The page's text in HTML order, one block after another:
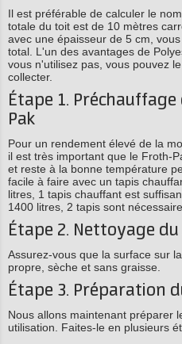
Il est préférable de calculer le
totale du toit est de 10 mètres
avec une épaisseur de 5 cm,
total. L'un des avantages de
vous n'utilisez pas, vous pouvez
collecter.
Étape 1.
Pak
Pour un rendement élevé de la
il est très important que le Froth-
et reste à la bonne température
facile à faire avec un tapis
litres, 1 tapis chauffant est
1400 litres, 2 tapis sont
Étape 2. Nettoyage
Assurez-vous que la surface sur
propre, sèche et sans graisse.
Étape 3. Préparation
Nous allons maintenant préparer
utilisation. Faites-le en plusieurs